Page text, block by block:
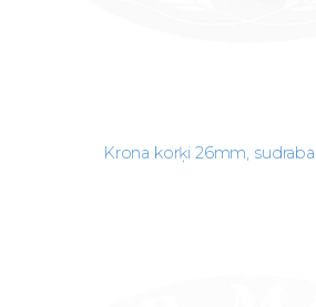
Krona korķi 26mm, sudraba